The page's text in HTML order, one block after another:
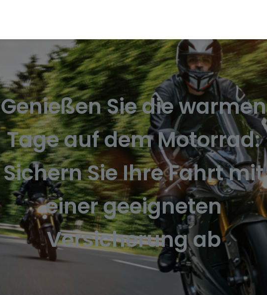
Genießen Sie die warmen
Tage auf dem Motorrad:
Sichern Sie Ihre Fahrt mit
einer geeigneten
Versicherung ab